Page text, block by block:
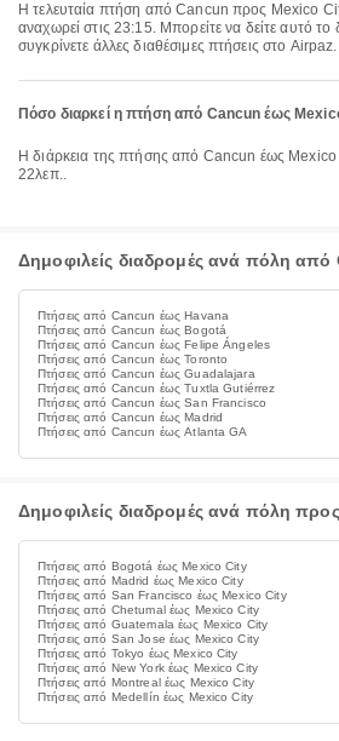
Η τελευταία πτήση από Cancun προς Mexico City με την Viva Aerobus
αναχωρεί στις 23:15. Μπορείτε να δείτε αυτό το
συγκρίνετε άλλες διαθέσιμες πτήσεις στο Airpaz.
Πόσο διαρκεί η πτήση από Cancun έως
Η διάρκεια της πτήσης από Cancun έως Mexico City είναι περίπου 2ώ
22λεπ..
Δημοφιλείς διαδρομές ανά πόλη από
Πτήσεις από Cancun έως Havana
Πτήσεις από Cancun έως Bogotá
Πτήσεις από Cancun έως Felipe Ángeles
Πτήσεις από Cancun έως Toronto
Πτήσεις από Cancun έως Guadalajara
Πτήσεις από Cancun έως Tuxtla Gutiérrez
Πτήσεις από Cancun έως San Francisco
Πτήσεις από Cancun έως Madrid
Πτήσεις από Cancun έως Atlanta GA
Δημοφιλείς διαδρομές ανά πόλη
Πτήσεις από Bogotá έως Mexico City
Πτήσεις από Madrid έως Mexico City
Πτήσεις από San Francisco έως Mexico City
Πτήσεις από Chetumal έως Mexico City
Πτήσεις από Guatemala έως Mexico City
Πτήσεις από San Jose έως Mexico City
Πτήσεις από Tokyo έως Mexico City
Πτήσεις από New York έως Mexico City
Πτήσεις από Montreal έως Mexico City
Πτήσεις από Medellín έως Mexico City